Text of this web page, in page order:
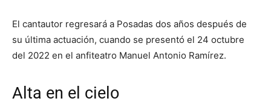
El cantautor regresará a Posadas dos años después de
su última actuación, cuando se presentó el 24 octubre
del 2022 en el anfiteatro Manuel Antonio Ramírez.
Alta en el cielo